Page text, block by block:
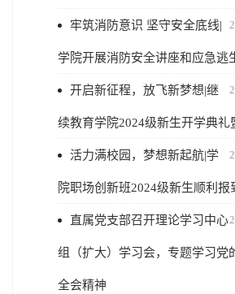
牢筑消防意识 坚守安全底线|
学院开展消防安全讲座和应急逃
开启新征程，放飞新梦想|继
续教育学院2024级新生开学典礼
活力满校园，梦想新起航|学
院职场创新班2024级新生顺利报
直属党支部召开理论学习中心
组（扩大）学习会，专题学习党
全会精神